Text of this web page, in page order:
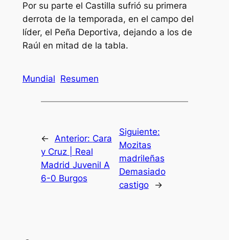
Por su parte el Castilla sufrió su primera
derrota de la temporada, en el campo del
líder, el Peña Deportiva, dejando a los de
Raúl en mitad de la tabla.
Mundial Resumen
← Anterior: Cara
y Cruz | Real
Madrid Juvenil A
6-0 Burgos
Siguiente:
Mozitas
madrileñas
Demasiado
castigo
→